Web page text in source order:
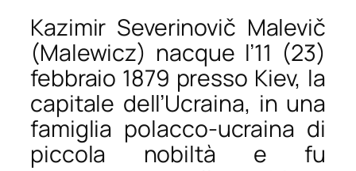
Kazimir Severinovič Malevič
(Malewicz) nacque l’11 (23)
febbraio 1879 presso Kiev, la
capitale dell’Ucraina, in una
famiglia polacco-ucraina di
piccola nobiltà e fu